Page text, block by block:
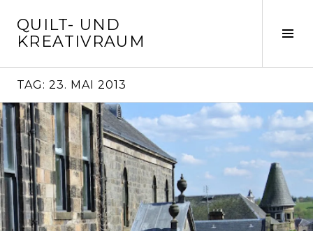
zum
Inhalt
QUILT- UND
KREATIVRAUM
TAG: 23. MAI 2013